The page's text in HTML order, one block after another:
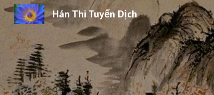
Hán Thi Tuyển Dịch